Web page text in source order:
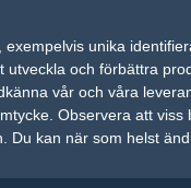
unika
och förbättra
vår och våra
Observera att viss
kan när som helst
så som t.ex.
kan du stänga av cookies
elektronisk